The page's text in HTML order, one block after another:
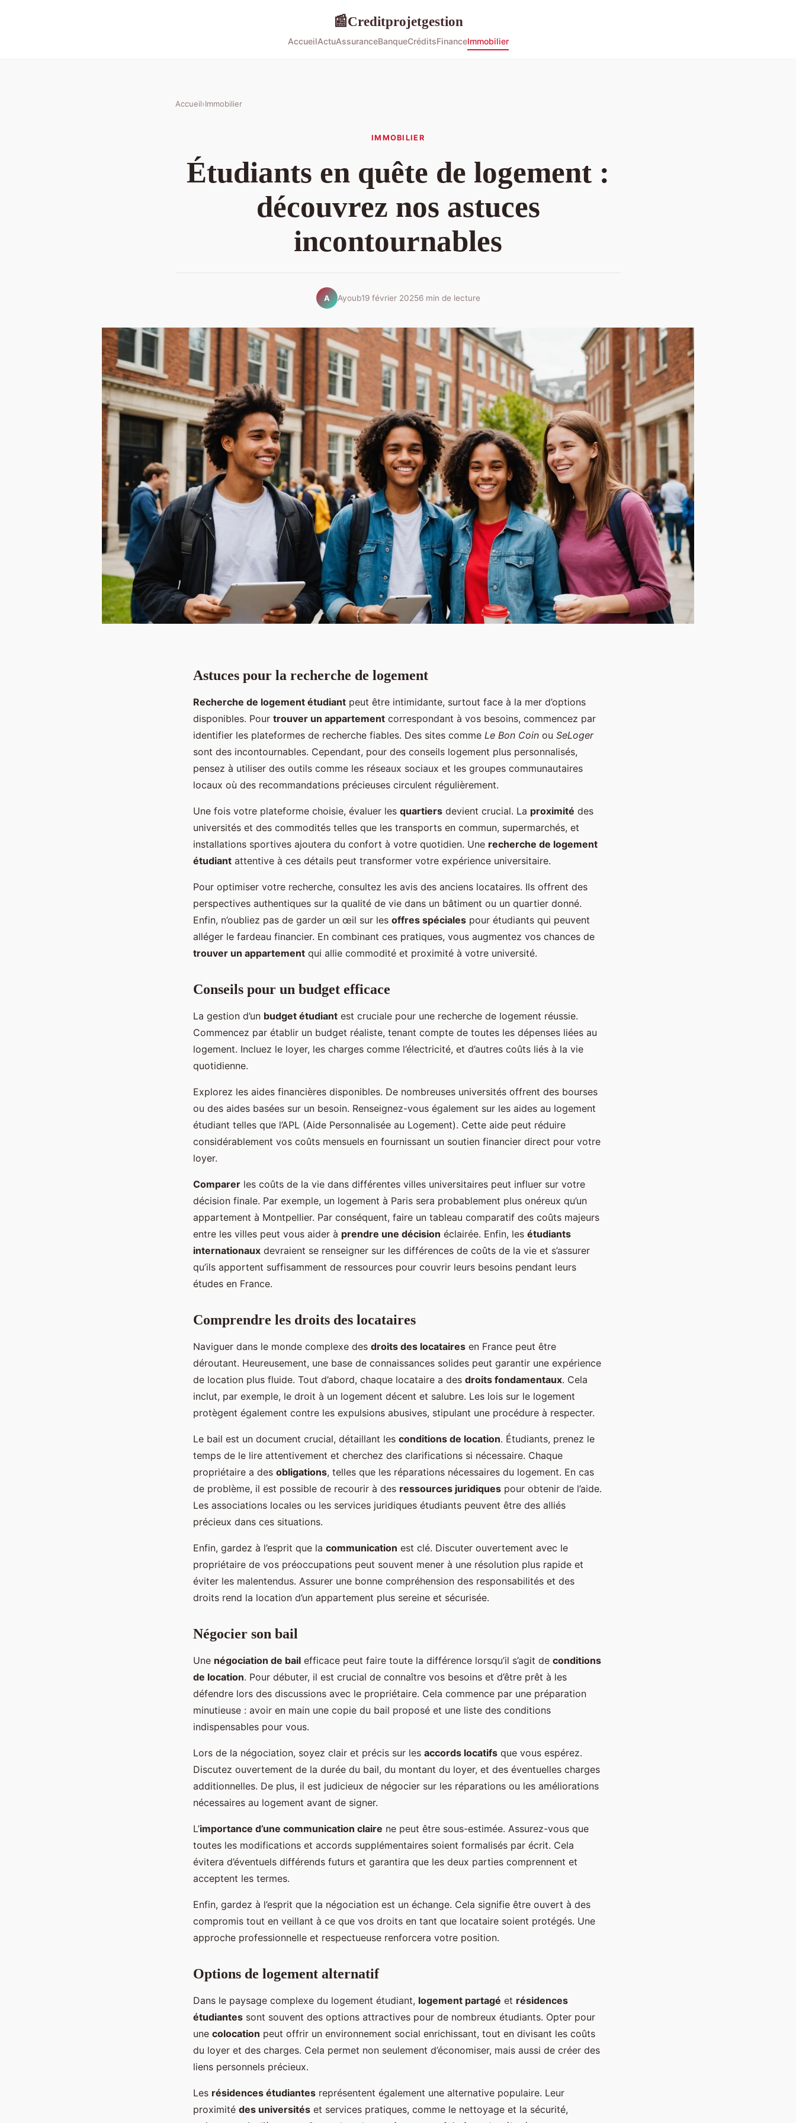
📰Creditprojetgestion
AccueilActuAssuranceBanqueCréditsFinanceImmobilier
Accueil›Immobilier
IMMOBILIER
Étudiants en quête de logement :
découvrez nos astuces
incontournables
A Ayoub19 février 20256 min de lecture
Astuces pour la recherche de logement
Recherche de logement étudiant peut être intimidante, surtout face à la mer d’options
disponibles. Pour trouver un appartement correspondant à vos besoins, commencez par
identifier les plateformes de recherche fiables. Des sites comme Le Bon Coin ou SeLoger
sont des incontournables. Cependant, pour des conseils logement plus personnalisés,
pensez à utiliser des outils comme les réseaux sociaux et les groupes communautaires
locaux où des recommandations précieuses circulent régulièrement.
Une fois votre plateforme choisie, évaluer les quartiers devient crucial. La proximité des
universités et des commodités telles que les transports en commun, supermarchés, et
installations sportives ajoutera du confort à votre quotidien. Une recherche de logement
étudiant attentive à ces détails peut transformer votre expérience universitaire.
Pour optimiser votre recherche, consultez les avis des anciens locataires. Ils offrent des
perspectives authentiques sur la qualité de vie dans un bâtiment ou un quartier donné.
Enfin, n’oubliez pas de garder un œil sur les offres spéciales pour étudiants qui peuvent
alléger le fardeau financier. En combinant ces pratiques, vous augmentez vos chances de
trouver un appartement qui allie commodité et proximité à votre université.
Conseils pour un budget efficace
La gestion d’un budget étudiant est cruciale pour une recherche de logement réussie.
Commencez par établir un budget réaliste, tenant compte de toutes les dépenses liées au
logement. Incluez le loyer, les charges comme l’électricité, et d’autres coûts liés à la vie
quotidienne.
Explorez les aides financières disponibles. De nombreuses universités offrent des bourses
ou des aides basées sur un besoin. Renseignez-vous également sur les aides au logement
étudiant telles que l’APL (Aide Personnalisée au Logement). Cette aide peut réduire
considérablement vos coûts mensuels en fournissant un soutien financier direct pour votre
loyer.
Comparer les coûts de la vie dans différentes villes universitaires peut influer sur votre
décision finale. Par exemple, un logement à Paris sera probablement plus onéreux qu’un
appartement à Montpellier. Par conséquent, faire un tableau comparatif des coûts majeurs
entre les villes peut vous aider à prendre une décision éclairée. Enfin, les étudiants
internationaux devraient se renseigner sur les différences de coûts de la vie et s’assurer
qu’ils apportent suffisamment de ressources pour couvrir leurs besoins pendant leurs
études en France.
Comprendre les droits des locataires
Naviguer dans le monde complexe des droits des locataires en France peut être
déroutant. Heureusement, une base de connaissances solides peut garantir une expérience
de location plus fluide. Tout d’abord, chaque locataire a des droits fondamentaux. Cela
inclut, par exemple, le droit à un logement décent et salubre. Les lois sur le logement
protègent également contre les expulsions abusives, stipulant une procédure à respecter.
Le bail est un document crucial, détaillant les conditions de location. Étudiants, prenez le
temps de le lire attentivement et cherchez des clarifications si nécessaire. Chaque
propriétaire a des obligations, telles que les réparations nécessaires du logement. En cas
de problème, il est possible de recourir à des ressources juridiques pour obtenir de l’aide.
Les associations locales ou les services juridiques étudiants peuvent être des alliés
précieux dans ces situations.
Enfin, gardez à l’esprit que la communication est clé. Discuter ouvertement avec le
propriétaire de vos préoccupations peut souvent mener à une résolution plus rapide et
éviter les malentendus. Assurer une bonne compréhension des responsabilités et des
droits rend la location d’un appartement plus sereine et sécurisée.
Négocier son bail
Une négociation de bail efficace peut faire toute la différence lorsqu’il s’agit de conditions
de location. Pour débuter, il est crucial de connaître vos besoins et d’être prêt à les
défendre lors des discussions avec le propriétaire. Cela commence par une préparation
minutieuse : avoir en main une copie du bail proposé et une liste des conditions
indispensables pour vous.
Lors de la négociation, soyez clair et précis sur les accords locatifs que vous espérez.
Discutez ouvertement de la durée du bail, du montant du loyer, et des éventuelles charges
additionnelles. De plus, il est judicieux de négocier sur les réparations ou les améliorations
nécessaires au logement avant de signer.
L’importance d’une communication claire ne peut être sous-estimée. Assurez-vous que
toutes les modifications et accords supplémentaires soient formalisés par écrit. Cela
évitera d’éventuels différends futurs et garantira que les deux parties comprennent et
acceptent les termes.
Enfin, gardez à l’esprit que la négociation est un échange. Cela signifie être ouvert à des
compromis tout en veillant à ce que vos droits en tant que locataire soient protégés. Une
approche professionnelle et respectueuse renforcera votre position.
Options de logement alternatif
Dans le paysage complexe du logement étudiant, logement partagé et résidences
étudiantes sont souvent des options attractives pour de nombreux étudiants. Opter pour
une colocation peut offrir un environnement social enrichissant, tout en divisant les coûts
du loyer et des charges. Cela permet non seulement d’économiser, mais aussi de créer des
liens personnels précieux.
Les résidences étudiantes représentent également une alternative populaire. Leur
proximité des universités et services pratiques, comme le nettoyage et la sécurité,